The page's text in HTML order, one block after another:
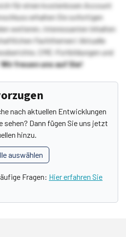
für einen kostenlosen Account
erhalten Sie sofortigen
weiteren, interessanten Inhalten
Fachthemen! Aktuelle
CME-Fortbildungen und
Wir freuen uns auf Sie!
nach aktuellen Entwicklungen
sehen? Dann fügen Sie uns jetzt
hinzu.
auswählen
Fragen: Hier erfahren Sie